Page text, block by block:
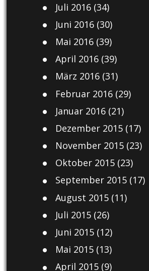
Juli 2016(34)
Juni 2016(30)
Mai 2016(39)
April 2016(39)
März 2016(31)
Februar 2016(29)
Januar 2016(21)
Dezember 2015(17)
November 2015(23)
Oktober 2015(23)
September 2015(17)
August 2015(11)
Juli 2015(26)
Juni 2015(12)
Mai 2015(13)
April 2015(9)